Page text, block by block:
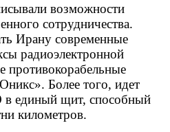
возможности
сотрудничества.
Ирану современные
радиоэлектронной
противокорабельные
Более того, идет
в единый щит, способный
километров.